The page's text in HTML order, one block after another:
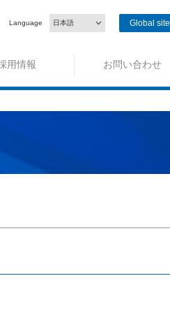
Language 日本語 Global site
用情報 お問い合わせ